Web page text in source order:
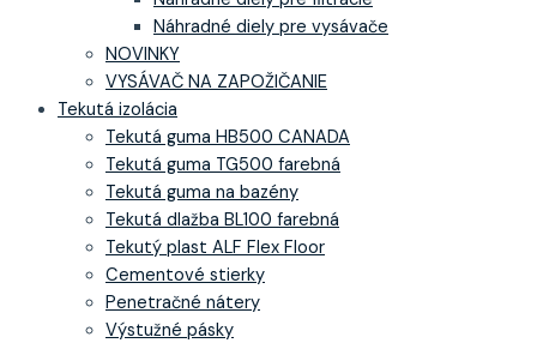
Náhradné diely pre vysávače
NOVINKY
VYSÁVAČ NA ZAPOŽIČANIE
Tekutá izolácia
Tekutá guma HB500 CANADA
Tekutá guma TG500 farebná
Tekutá guma na bazény
Tekutá dlažba BL100 farebná
Tekutý plast ALF Flex Floor
Cementové stierky
Penetračné nátery
Výstužné pásky